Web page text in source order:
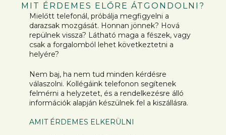
MIT ÉRDEMES ELŐRE ÁTGONDOLNI?
Mielőtt telefonál, próbálja megfigyelni a
darazsak mozgását. Honnan jönnek? Hová
repülnek vissza? Látható maga a fészek, vagy
csak a forgalomból lehet következtetni a
helyére?
Nem baj, ha nem tud minden kérdésre
válaszolni. Kollégáink telefonon segítenek
felmérni a helyzetet, és a rendelkezésre álló
információk alapján készülnek fel a kiszállásra.
AMIT ÉRDEMES ELKERÜLNI